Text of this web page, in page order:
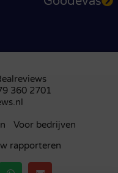
360 2701
Voor bedrijven
rapporteren